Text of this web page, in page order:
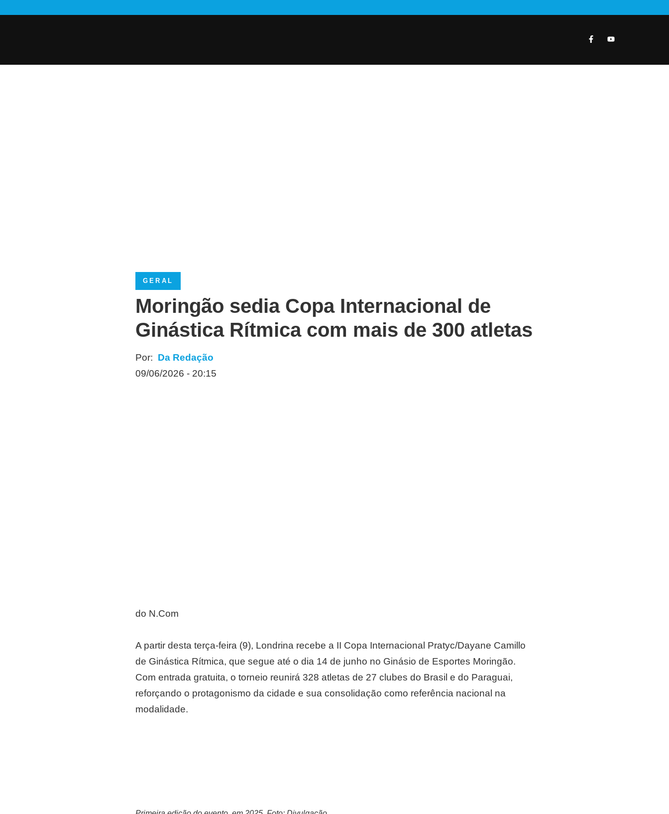
GERAL
Moringão sedia Copa Internacional de
Ginástica Rítmica com mais de 300 atletas
Por: Da Redação
09/06/2026 - 20:15
do N.Com
A partir desta terça-feira (9), Londrina recebe a II Copa Internacional Pratyc/Dayane Camillo
de Ginástica Rítmica, que segue até o dia 14 de junho no Ginásio de Esportes Moringão.
Com entrada gratuita, o torneio reunirá 328 atletas de 27 clubes do Brasil e do Paraguai,
reforçando o protagonismo da cidade e sua consolidação como referência nacional na
modalidade.